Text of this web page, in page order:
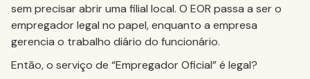
sem precisar abrir uma filial local. O EOR passa a ser o
empregador legal no papel, enquanto a empresa
gerencia o trabalho diário do funcionário.
Então, o serviço de “Empregador Oficial” é legal?